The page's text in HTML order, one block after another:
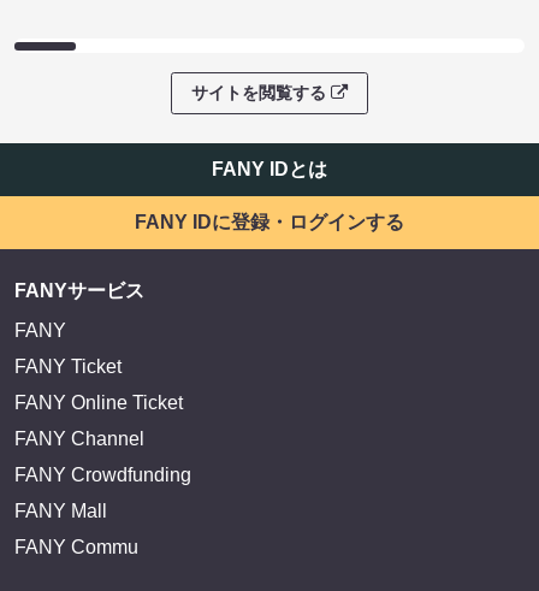
サイトを閲覧する
FANY IDとは
FANY IDに登録・ログインする
FANYサービス
FANY
FANY Ticket
FANY Online Ticket
FANY Channel
FANY Crowdfunding
FANY Mall
FANY Commu